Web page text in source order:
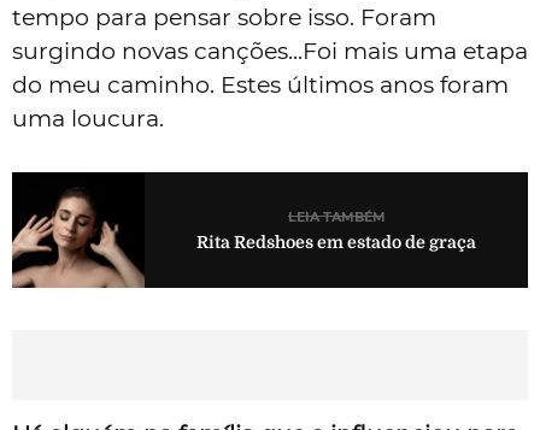
tempo para pensar sobre isso. Foram
surgindo novas canções...Foi mais uma etapa
do meu caminho. Estes últimos anos foram
uma loucura.
LEIA TAMBÉM
Rita Redshoes em estado de graça